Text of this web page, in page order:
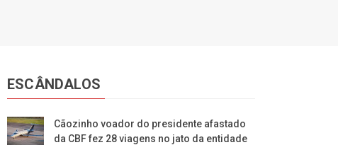
ESCÂNDALOS
Cãozinho voador do presidente afastado
da CBF fez 28 viagens no jato da entidade